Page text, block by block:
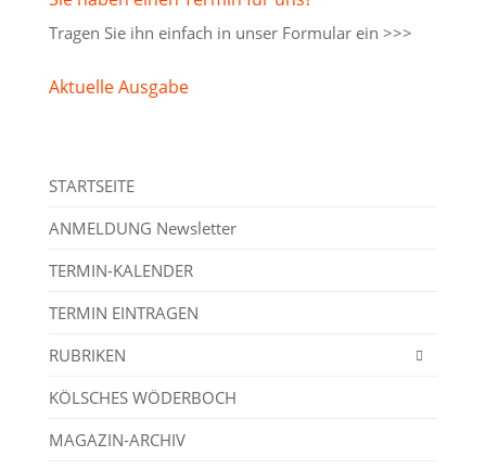
Tragen Sie ihn einfach in unser Formular ein >>>
Aktuelle Ausgabe
STARTSEITE
ANMELDUNG Newsletter
TERMIN-KALENDER
TERMIN EINTRAGEN
RUBRIKEN
KÖLSCHES WÖDERBOCH
MAGAZIN-ARCHIV